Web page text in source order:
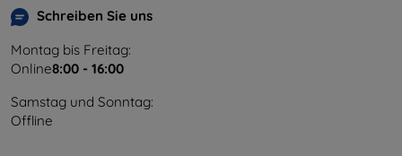
Schreiben Sie uns
Montag bis Freitag:
Online8:00 - 16:00
Samstag und Sonntag:
Offline